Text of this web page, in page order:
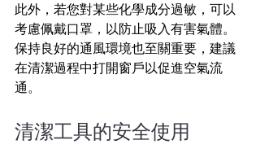
此外，若您對某些化學成分過敏，可以
考慮佩戴口罩，以防止吸入有害氣體。
保持良好的通風環境也至關重要，建議
在清潔過程中打開窗戶以促進空氣流
通。
清潔工具的安全使用